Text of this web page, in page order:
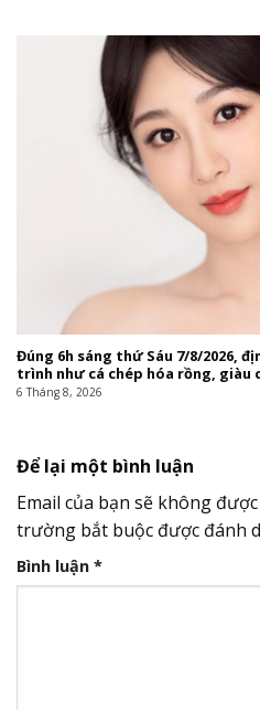
Đúng 6h sáng thứ Sáu 7/8/2026,
trình như cá chép hóa rồng, giàu
6 Tháng 8, 2026
Để lại một bình luận
Email của bạn sẽ không
trường bắt buộc được đánh
Bình luận *